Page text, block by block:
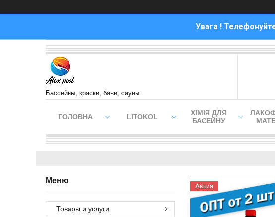
Увага !
Бассейны, краски, бани, сауны
ГОЛОВНА LITOKOL
ХІМІЯ ДЛЯ
БАСЕЙНУ
Акция
Товары и услуги